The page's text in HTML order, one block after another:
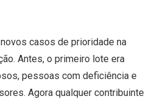
casos de prioridade na
Antes, o primeiro lote era
pessoas com deficiência e
Agora qualquer contribuinte